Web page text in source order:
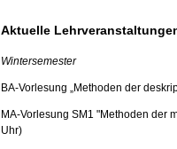
Aktuelle
Wintersemester
BA-Vorlesung „Methoden der
MA-Vorlesung SM1 "Methoden der
Uhr)